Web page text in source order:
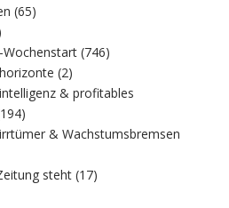
(65)
(746)
(2)
& profitables
& Wachstumsbremsen
steht (17)